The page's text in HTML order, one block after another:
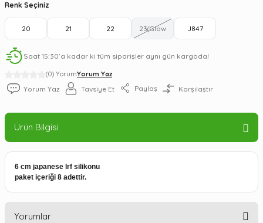
(0) YorumYorum Yaz
Renk Seçiniz
20 21 22 23(Glow J847
Saat 15:30’a kadar ki tüm siparişler aynı gün kargoda!
Yorum Yaz Tavsiye Et Paylaş Karşılaştır
Ürün Bilgisi
6 cm japanese lrf silikonu
paket içeriği 8 adettir.
Yorumlar